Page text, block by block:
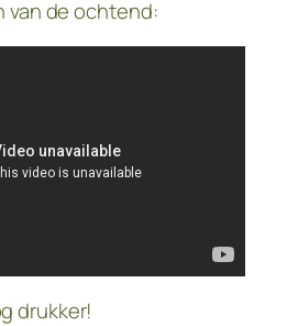
van de ochtend:
drukker!